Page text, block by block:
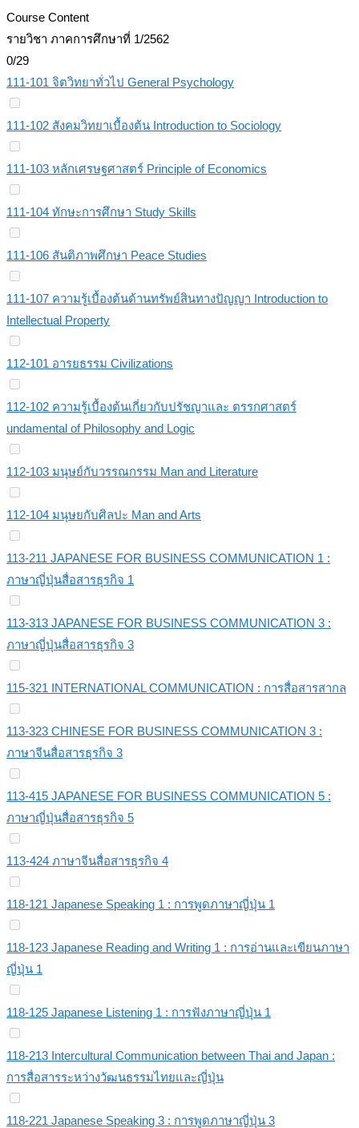
Course Content
รายวิชา ภาคการศึกษาที่ 1/2562
0/29
111-101 จิตวิทยาทั่วไป General Psychology
111-102 สังคมวิทยาเบื้องต้น Introduction to Sociology
111-103 หลักเศรษฐศาสตร์ Principle of Economics
111-104 ทักษะการศึกษา Study Skills
111-106 สันติภาพศึกษา Peace Studies
111-107 ความรู้เบื้องต้นด้านทรัพย์สินทางปัญญา Introduction to
Intellectual Property
112-101 อารยธรรม Civilizations
112-102 ความรู้เบื้องต้นเกี่ยวกับปรัชญาและ ตรรกศาสตร์
undamental of Philosophy and Logic
112-103 มนุษย์กับวรรณกรรม Man and Literature
112-104 มนุษยกับศิลปะ Man and Arts
113-211 JAPANESE FOR BUSINESS COMMUNICATION 1 :
ภาษาญี่ปุ่นสื่อสารธุรกิจ 1
113-313 JAPANESE FOR BUSINESS COMMUNICATION 3 :
ภาษาญี่ปุ่นสื่อสารธุรกิจ 3
115-321 INTERNATIONAL COMMUNICATION : การสื่อสารสากล
113-323 CHINESE FOR BUSINESS COMMUNICATION 3 :
ภาษาจีนสื่อสารธุรกิจ 3
113-415 JAPANESE FOR BUSINESS COMMUNICATION 5 :
ภาษาญี่ปุ่นสื่อสารธุรกิจ 5
113-424 ภาษาจีนสื่อสารธุรกิจ 4
118-121 Japanese Speaking 1 : การพูดภาษาญี่ปุ่น 1
118-123 Japanese Reading and Writing 1 : การอ่านและเขียนภาษา
ญี่ปุ่น 1
118-125 Japanese Listening 1 : การฟังภาษาญี่ปุ่น 1
118-213 Intercultural Communication between Thai and Japan :
การสื่อสารระหว่างวัฒนธรรมไทยและญี่ปุ่น
118-221 Japanese Speaking 3 : การพูดภาษาญี่ปุ่น 3